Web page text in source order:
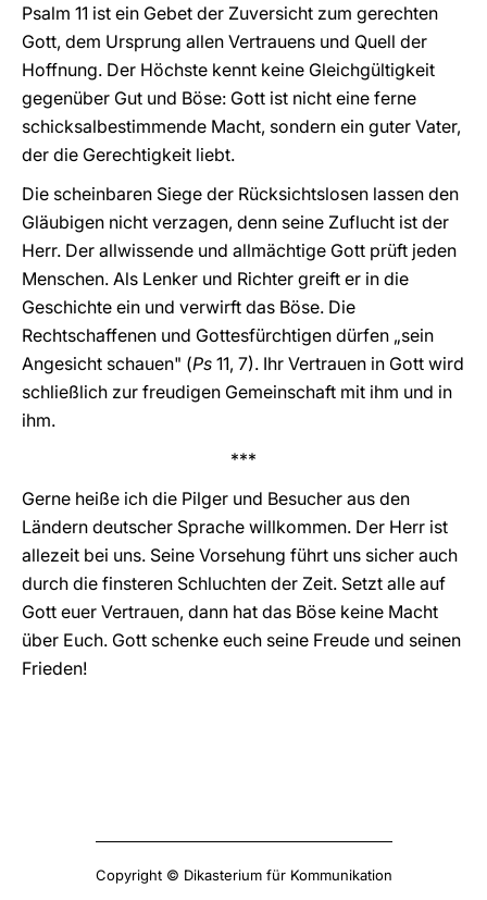
Psalm 11 ist ein Gebet der Zuversicht zum gerechten
Gott, dem Ursprung allen Vertrauens und Quell der
Hoffnung. Der Höchste kennt keine Gleichgültigkeit
gegenüber Gut und Böse: Gott ist nicht eine ferne
schicksalbestimmende Macht, sondern ein guter Vater,
der die Gerechtigkeit liebt.
Die scheinbaren Siege der Rücksichtslosen lassen den
Gläubigen nicht verzagen, denn seine Zuflucht ist der
Herr. Der allwissende und allmächtige Gott prüft jeden
Menschen. Als Lenker und Richter greift er in die
Geschichte ein und verwirft das Böse. Die
Rechtschaffenen und Gottesfürchtigen dürfen „sein
Angesicht schauen" (Ps 11, 7). Ihr Vertrauen in Gott wird
schließlich zur freudigen Gemeinschaft mit ihm und in
ihm.
***
Gerne heiße ich die Pilger und Besucher aus den
Ländern deutscher Sprache willkommen. Der Herr ist
allezeit bei uns. Seine Vorsehung führt uns sicher auch
durch die finsteren Schluchten der Zeit. Setzt alle auf
Gott euer Vertrauen, dann hat das Böse keine Macht
über Euch. Gott schenke euch seine Freude und seinen
Frieden!
Copyright © Dikasterium für Kommunikation